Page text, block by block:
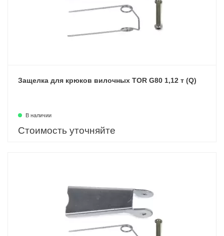
Защелка для крюков вилочных TOR G80 1,12 т (Q)
В наличии
Стоимость уточняйте